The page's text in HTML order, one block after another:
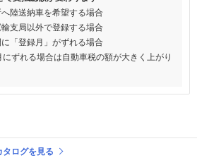
陸送納車を希望する場合
支局以外で登録する場合
「登録月」がずれる場合
にずれる場合は自動車税の額が大きく上がり
タログを見る